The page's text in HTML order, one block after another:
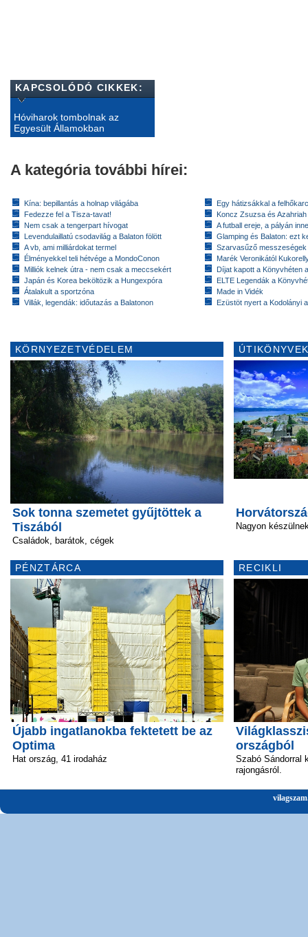
KAPCSOLÓDÓ CIKKEK:
Hóviharok tombolnak az
Egyesült Államokban
A kategória további hírei:
Kína: bepillantás a holnap világába
Fedezze fel a Tisza-tavat!
Nem csak a tengerpart hívogat
Levendulaillatú csodavilág a Balaton fölött
A vb, ami milliárdokat termel
Élményekkel teli hétvége a MondoConon
Milliók kelnek útra - nem csak a meccsekért
Japán és Korea beköltözik a Hungexpóra
Átalakult a sportzóna
Villák, legendák: időutazás a Balatonon
Egy hátizsákkal a
Koncz Zsuzsa és
A futball ereje, a pályán
Glamping és Balaton: ezt
Szarvasűző messzeségek
Marék Veronikától
Díjat kapott a Könyvhéten
ELTE Legendák a
Made in Vidék
Ezüstöt nyert a Kodolányi
KÖRNYEZETVÉDELEM
Sok tonna szemetet gyűjtöttek a
Tiszából
Családok, barátok, cégek
PÉNZTÁRCA
Újabb ingatlanokba fektetett be az
Optima
Hat ország, 41 irodaház
Nagyon
RECIKLI
országból
Szabó Sándorral
rajongásról.